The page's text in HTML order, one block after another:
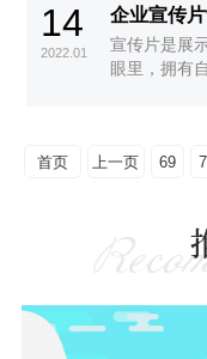
少了阅读浏
传递的信息
给拉了上来
14
2022.01
企业宣传
宣传片是展
眼里，拥有
不美，有些
5千的报价
首页 上一页 69